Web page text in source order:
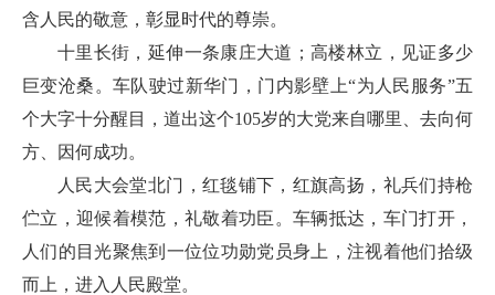
含人民的敬意，彰显时代的尊崇。
十里长街，延伸一条康庄大道；高楼林立，见证多少
巨变沧桑。车队驶过新华门，门内影壁上“为人民服务”五
个大字十分醒目，道出这个105岁的大党来自哪里、去向何
方、因何成功。
人民大会堂北门，红毯铺下，红旗高扬，礼兵们持枪
伫立，迎候着模范，礼敬着功臣。车辆抵达，车门打开，
人们的目光聚焦到一位位功勋党员身上，注视着他们拾级
而上，进入人民殿堂。